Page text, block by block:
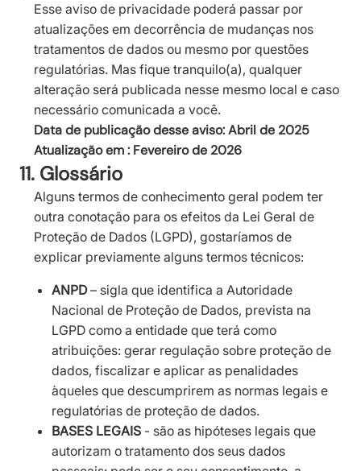
Esse aviso de privacidade poderá passar por
atualizações em decorrência de mudanças nos
tratamentos de dados ou mesmo por questões
regulatórias. Mas fique tranquilo(a), qualquer
alteração será publicada nesse mesmo local e caso
necessário comunicada a você.
Data de publicação desse aviso: Abril de 2025
Atualização em : Fevereiro de 2026
11. Glossário
Alguns termos de conhecimento geral podem ter
outra conotação para os efeitos da Lei Geral de
Proteção de Dados (LGPD), gostaríamos de
explicar previamente alguns termos técnicos:
ANPD– sigla que identifica a Autoridade
Nacional de Proteção de Dados, prevista na
LGPD como a entidade que terá como
atribuições: gerar regulação sobre proteção de
dados, fiscalizar e aplicar as penalidades
àqueles que descumprirem as normas legais e
regulatórias de proteção de dados.
BASES LEGAIS - são as hipóteses legais que
autorizam o tratamento dos seus dados